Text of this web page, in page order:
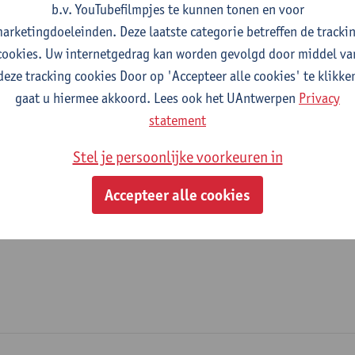
Faculteit Rechten - algemeen
Statuut & functies
Bijzonder academisch personeel
onbezoldigd medewerker
b.v. YouTubefilmpjes te kunnen tonen en voor
Deze laatste categorie betreffen de
Uw internetgedrag kan worden gevolgd door middel
tracking cookies Door op 'Accepteer alle cookies' te
gaat u hiermee akkoord. Lees ook het UAntwerpen Privacy
statement
Stel je persoonlijke voorkeuren in
Accepteer alle cookies